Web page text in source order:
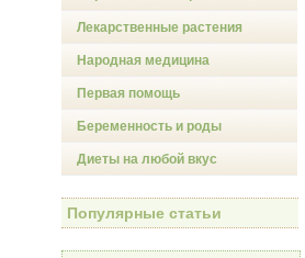
Лекарственные растения
Народная медицина
Первая помощь
Беременность и роды
Диеты на любой вкус
Популярные статьи